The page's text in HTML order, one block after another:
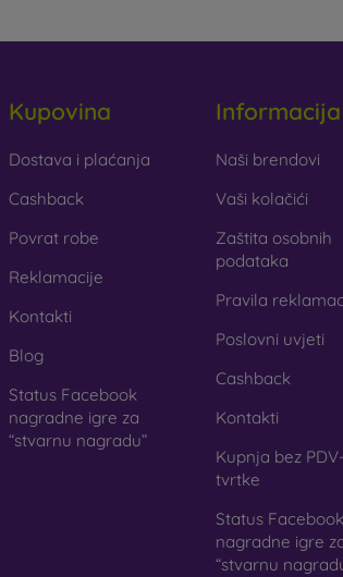
Kupovina
Dostava i plaćanja
Cashback
Povrat robe
Reklamacije
Kontakti
Blog
Status Facebook
nagradne igre za
“stvarnu nagradu”
Informacija
Naši brendovi
Vaši kolačići
Zaštita osobnih
podataka
Pravila
Poslovni uvjeti
Cashback
Kontakti
Kupnja bez
tvrtke
Status Facebook
nagradne igre
“stvarnu